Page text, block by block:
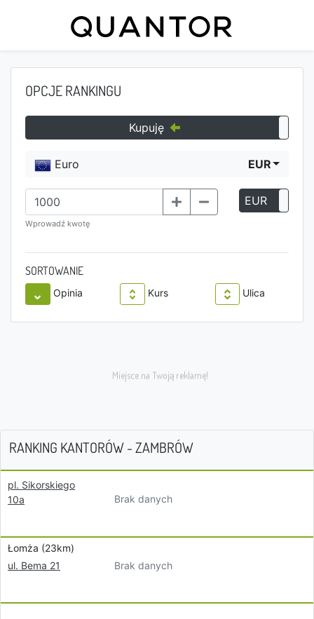
OPCJE RANKINGU
Kupuję
Euro EUR
Wprowadź kwotę
EUR
SORTOWANIE
Opinia Kurs Ulica
RANKING KANTORÓW - ZAMBRÓW
pl. Sikorskiego
10a
Brak danych
Łomża (23km)
ul. Bema 21
Brak danych